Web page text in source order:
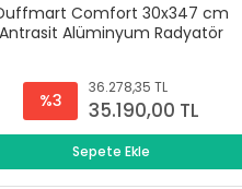
Comfort 30x347 cm
Antrasit Alüminyum Radyatör
%3
36.278,35 TL
35.190,00 TL
Sepete Ekle